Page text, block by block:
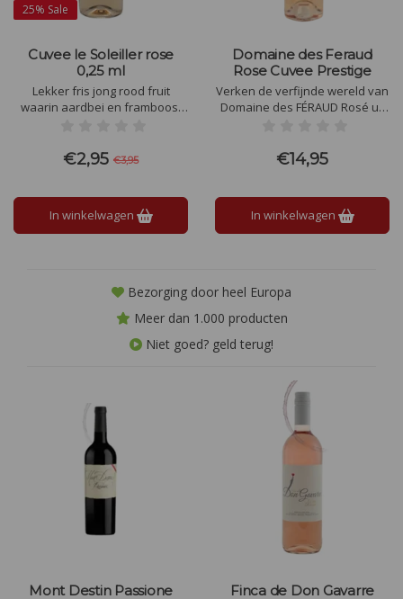
25% Sale
Cuvee le Soleiller rose
0,25 ml
Lekker fris jong rood fruit
waarin aardbei en framboos,
€2,95 €3,95
In winkelwagen
Domaine des Feraud
Rose Cuvee Prestige
Verken de verfijnde wereld van
Domaine des FÉRAUD Rosé uit
met levendige fruitige tonen,
perfect voor elke gelegenheid.
€14,95
In winkelwagen
Bezorging door heel Europa
Meer dan 1.000 producten
Niet goed? geld terug!
Mont Destin Passione
Finca de Don Gavarre